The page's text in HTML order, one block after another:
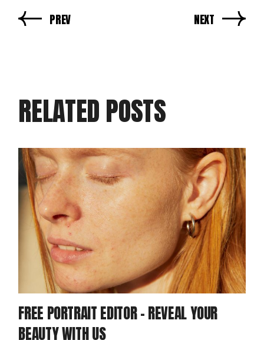
PREV NEXT
RELATED POSTS
FREE PORTRAIT EDITOR – REVEAL YOUR
BEAUTY WITH US